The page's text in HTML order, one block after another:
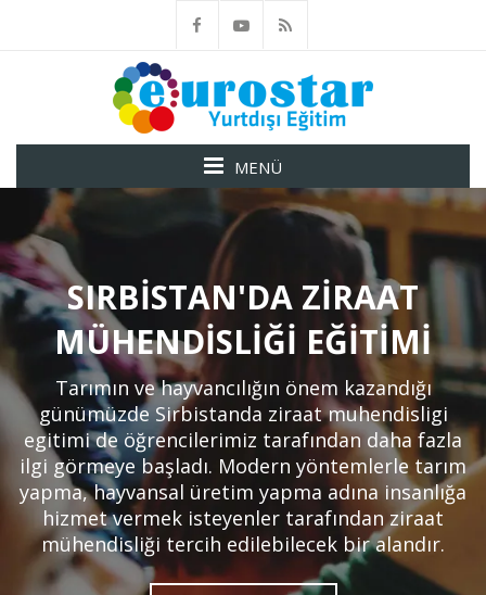
MENÜ
SIRBISTAN'DA ZIRAAT
MÜHENDISLIĞI EĞITIMI
Tarımın ve hayvancılığın önem kazandığı
günümüzde Sirbistanda ziraat muhendisligi
egitimi de öğrencilerimiz tarafından daha fazla
ilgi görmeye başladı. Modern yöntemlerle tarım
yapma, hayvansal üretim yapma adına insanlığa
hizmet vermek isteyenler tarafından ziraat
mühendisliği tercih edilebilecek bir alandır.